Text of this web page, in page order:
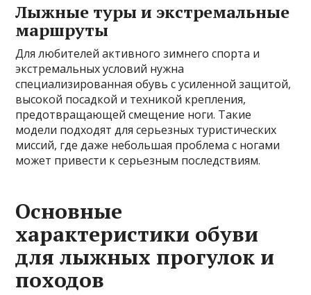
Лыжные туры и экстремальные
маршруты
Для любителей активного зимнего спорта и
экстремальных условий нужна
специализированная обувь с усиленной защитой,
высокой посадкой и техникой крепления,
предотвращающей смещение ноги. Такие
модели подходят для серьезных туристических
миссий, где даже небольшая проблема с ногами
может привести к серьезным последствиям.
Основные
характеристики обуви
для лыжных прогулок и
походов